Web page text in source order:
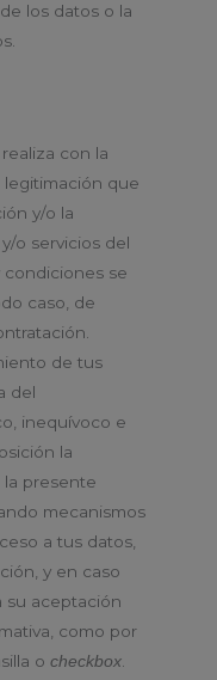
los datos o la
con la
legitimación que
y/o la
o servicios del
condiciones se
caso, de
de tus
del
inequívoco e
la
presente
mecanismos
a tus datos,
y en caso
su aceptación
como por
o checkbox